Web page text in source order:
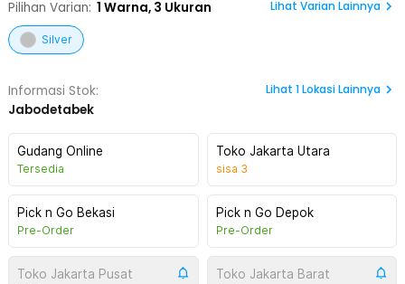
Pilihan Varian: 1 Warna, 3 Ukuran Lihat Varian Lainnya
Silver
Informasi Stok:
Jabodetabek
Lihat 1Lokasi Lainnya
Gudang Online
Tersedia
Toko Jakarta Utara
sisa 3
Pick n Go Bekasi
Pre-Order
Pick n Go Depok
Pre-Order
Toko Jakarta Pusat Toko Jakarta Barat